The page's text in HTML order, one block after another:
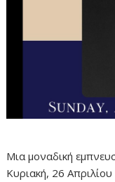
Μιαμοναδική
Κυριακή, 26Απριλίου